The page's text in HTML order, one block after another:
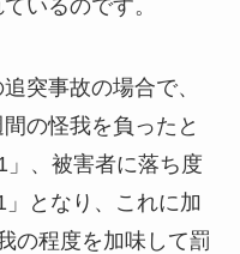
いるのです。
突事故の場合で、
の怪我を負ったと
、被害者に落ち度
となり、これに加
の程度を加味して罰